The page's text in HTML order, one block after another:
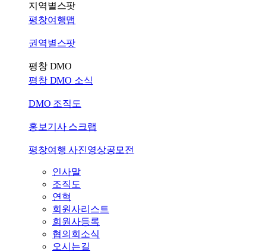
지역별스팟
평창여행맵
권역별스팟
평창 DMO
평창 DMO 소식
DMO 조직도
홍보기사 스크랩
평창여행 사진영상공모전
인사말
조직도
연혁
회원사리스트
회원사등록
협의회소식
오시는길